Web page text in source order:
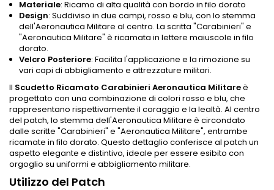
Materiale: Ricamo di alta qualità con bordo in filo dorato
Design: Suddiviso in due campi, rosso e blu, con lo stemma
dell'Aeronautica Militare al centro. La scritta "Carabinieri" e
"Aeronautica Militare" è ricamata in lettere maiuscole in filo
dorato.
Velcro Posteriore: Facilita l'applicazione e la rimozione su
vari capi di abbigliamento e attrezzature militari.
Il Scudetto Ricamato Carabinieri Aeronautica Militareè
progettato con una combinazione di colori rosso e blu, che
rappresentano rispettivamente il coraggio e la lealtà. Al centro
del patch, lo stemma dell'Aeronautica Militare è circondato
dalle scritte "Carabinieri" e "Aeronautica Militare", entrambe
ricamate in filo dorato. Questo dettaglio conferisce al patch un
aspetto elegante e distintivo, ideale per essere esibito con
orgoglio su uniformi e abbigliamento militare.
Utilizzo del Patch